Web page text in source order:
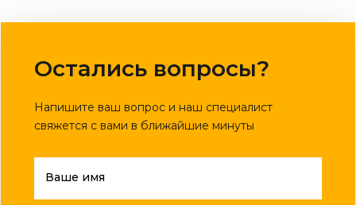
Остались вопросы?
Напишите ваш вопрос и наш специалист
свяжется с вами в ближайшие минуты
Ваше имя